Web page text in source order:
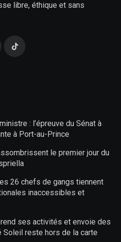
libre, éthique et sans
: l’épreuve du Sénat à
à Port-au-Prince
le premier jour du
26 chefs de gangs tiennent
inaccessibles et
ses activités et envoie des
Soleil reste hors de la carte